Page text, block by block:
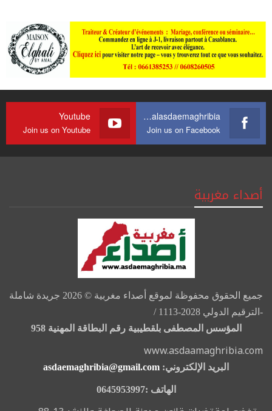
https://web.facebook.com/journalasdaemaghribia/
Join us on Facebook
Youtube
Join us on Youtube
أصداء مغربية
جميع الحقوق محفوظة لموقع أصداء مغربية © 2026 جريدة شاملة
-الترقيم الدولي 2028-1113 /
المؤسس المصطفى بلقطيبية رقم البطاقة المهنية 958
www.asdaamaghribia.com
البريد الإلكتروني: asdaemaghribia@gmail.com
الهاتف :0645953997